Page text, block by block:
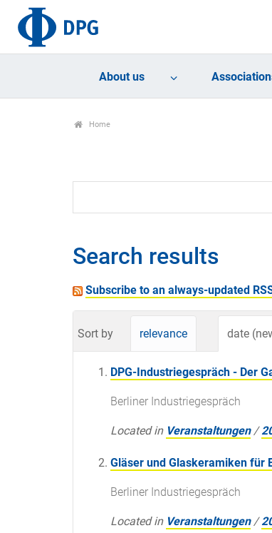
About us
Home
Search results
Subscribe to an always-updated
Sort by relevance date
DPG-Industriegespräch - Der
Berliner Industriegespräch
Located in Veranstaltungen /
Gläser und Glaskeramiken für
Berliner Industriegespräch
Located in Veranstaltungen /